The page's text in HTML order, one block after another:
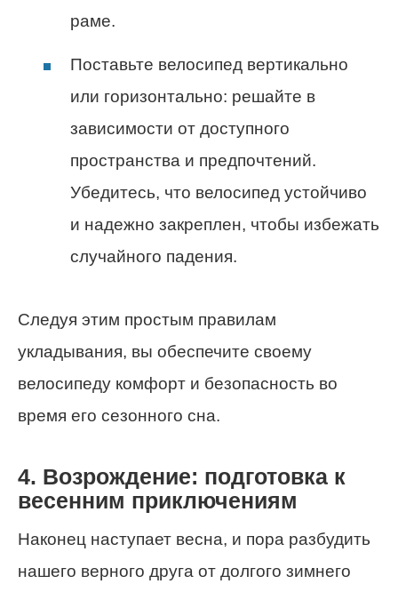
раме.
Поставьте велосипед вертикально
или горизонтально: решайте в
зависимости от доступного
пространства и предпочтений.
Убедитесь, что велосипед устойчиво
и надежно закреплен, чтобы избежать
случайного падения.
Следуя этим простым правилам
укладывания, вы обеспечите своему
велосипеду комфорт и безопасность во
время его сезонного сна.
4. Возрождение: подготовка к
весенним приключениям
Наконец наступает весна, и пора разбудить
нашего верного друга от долгого зимнего